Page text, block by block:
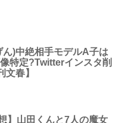
)中絶相手モデルA子は
特定?Twitterインスタ削
文春】
】山田くんと7人の魔女